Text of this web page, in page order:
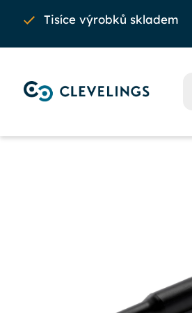
Tisíce výrobků skladem